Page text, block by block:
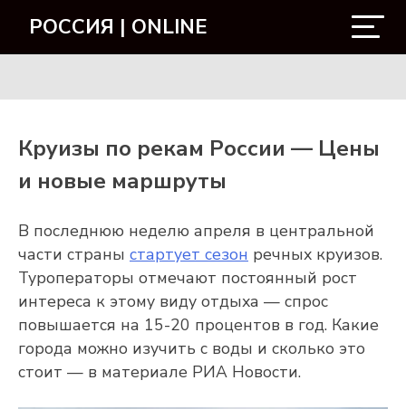
РОССИЯ | ONLINE
Круизы по рекам России — Цены
и новые маршруты
В последнюю неделю апреля в центральной
части страны стартует сезон речных круизов.
Туроператоры отмечают постоянный рост
интереса к этому виду отдыха — спрос
повышается на 15-20 процентов в год. Какие
города можно изучить с воды и сколько это
стоит — в материале РИА Новости.